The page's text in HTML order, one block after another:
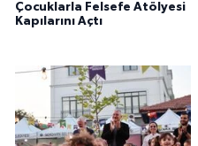
Çocuklarla Felsefe Atölyesi
Kapılarını Açtı